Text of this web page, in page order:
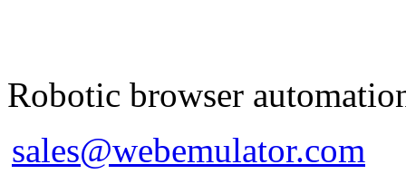
Robotic browser
sales@webemulator.com